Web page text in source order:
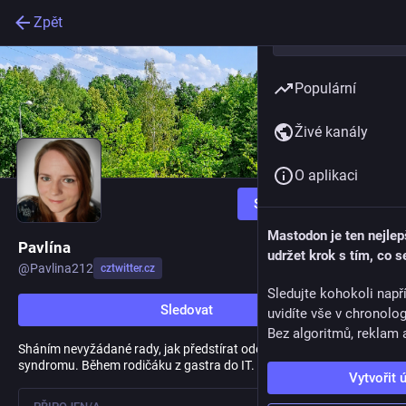
Zpět
Sledovat
Pavlína
@Pavlina212 cztwitter.cz
Sledovat
Sháním nevyžádané rady, jak předstírat odolnost proti impostor
syndromu. Během rodičáku z gastra do IT. Cat person. Tykání.
Populární
Živé kanály
O aplikaci
Mastodon je ten
udržet krok s tím, co
Sledujte kohokoli
uvidíte vše v
Bez algoritmů, reklam
Vytvořit